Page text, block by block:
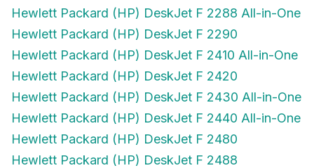
Hewlett Packard (HP) DeskJet F 2288 All-in-One
Hewlett Packard (HP) DeskJet F 2290
Hewlett Packard (HP) DeskJet F 2410 All-in-One
Hewlett Packard (HP) DeskJet F 2420
Hewlett Packard (HP) DeskJet F 2430 All-in-One
Hewlett Packard (HP) DeskJet F 2440 All-in-One
Hewlett Packard (HP) DeskJet F 2480
Hewlett Packard (HP) DeskJet F 2488